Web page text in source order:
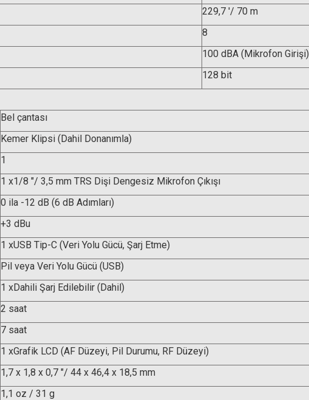
229,7 '/ 70 m
8
100 dBA (Mikrofon Girişi)
128 bit
Bel çantası
Kemer Klipsi (Dahil Donanımla)
1
1 x1/8 "/ 3,5 mm TRS Dişi Dengesiz Mikrofon Çıkışı
0 ila -12 dB (6 dB Adımları)
+3 dBu
1 xUSB Tip-C (Veri Yolu Gücü, Şarj Etme)
Pil veya Veri Yolu Gücü (USB)
1 xDahili Şarj Edilebilir (Dahil)
2 saat
7 saat
1 xGrafik LCD (AF Düzeyi, Pil Durumu, RF Düzeyi)
1,7 x 1,8 x 0,7 "/ 44 x 46,4 x 18,5 mm
1,1 oz / 31 g